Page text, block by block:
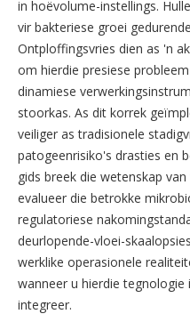
in hoëvolume-instellings.
vir bakteriese groei
Ontploffingsvries dien as 'n
om hierdie presiese
dinamiese
stoorkas. As dit korrek
veiliger as tradisionele
patogeenrisiko's drasties en
gids breek die wetenskap
evalueer die betrokke
regulatoriese
deurlopende-vloei-
werklike operasionele
wanneer u hierdie tegnologie
integreer.